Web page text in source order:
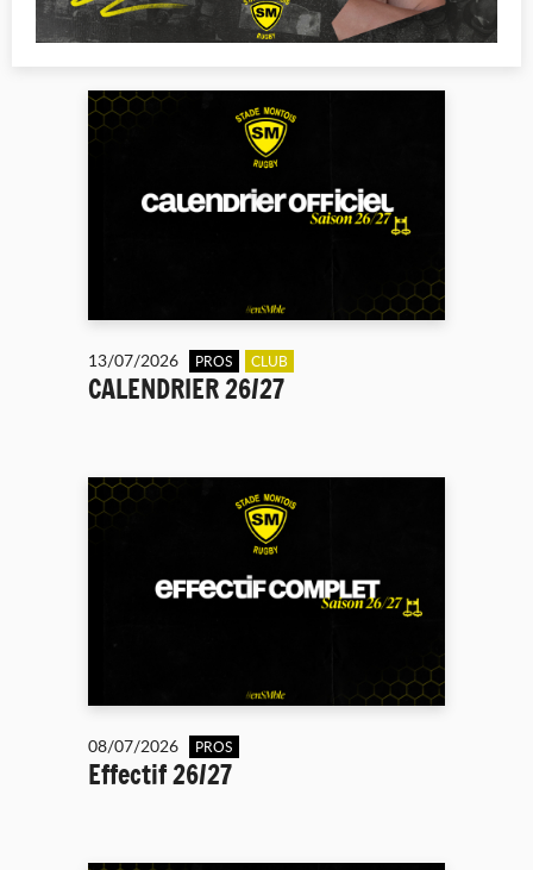
13/07/2026 PROS CLUB
CALENDRIER 26/27
08/07/2026 PROS
Effectif 26/27